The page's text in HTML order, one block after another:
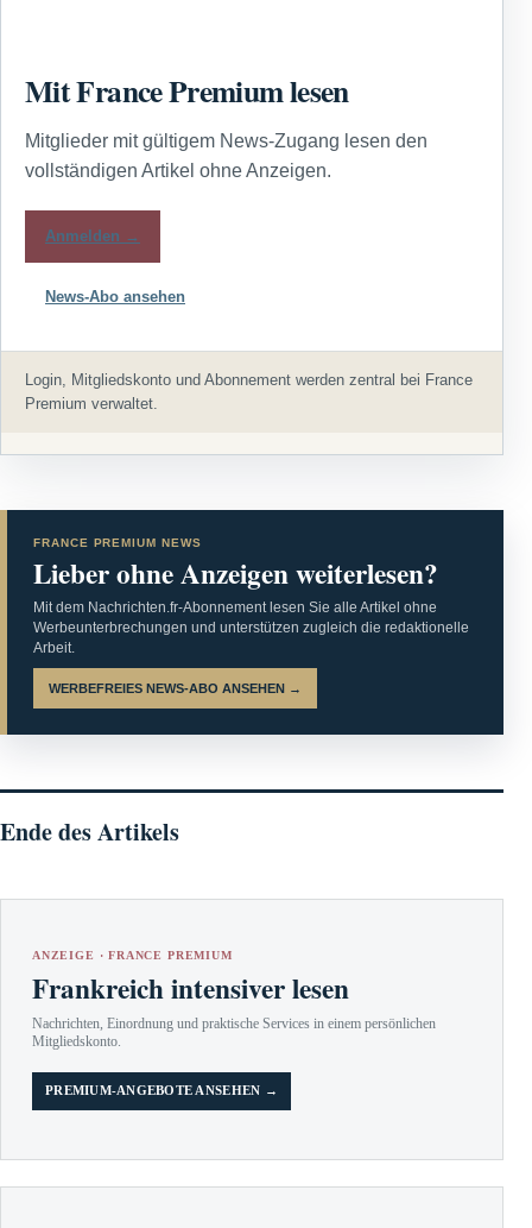
Mit France Premium lesen
Mitglieder mit gültigem News-Zugang lesen den
vollständigen Artikel ohne Anzeigen.
Anmelden →
News-Abo ansehen
Login, Mitgliedskonto und Abonnement werden zentral bei France
Premium verwaltet.
FRANCE PREMIUM NEWS
Lieber ohne Anzeigen weiterlesen?
Mit dem Nachrichten.fr-Abonnement lesen Sie alle Artikel ohne
Werbeunterbrechungen und unterstützen zugleich die redaktionelle
Arbeit.
WERBEFREIES NEWS-ABO ANSEHEN →
Ende des Artikels
ANZEIGE · FRANCE PREMIUM
Frankreich intensiver lesen
Nachrichten, Einordnung und praktische Services in einem persönlichen
Mitgliedskonto.
PREMIUM-ANGEBOTE ANSEHEN →